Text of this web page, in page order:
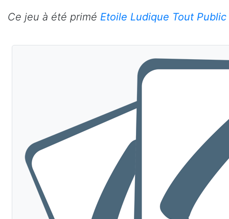
Ce jeu à été primé Etoile Ludique Tout Public